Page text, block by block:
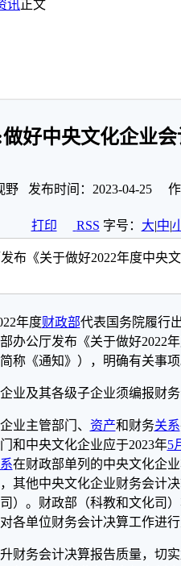
讯正文
好中央文化企业
野 发布时间：2023-04-25
打印 RSS 字号： 大|中|
布《关于做好2022年度中央
年度财政部代表国务院履行
办公厅发布《关于做好2022
称《通知》），明确有关事
业及其各级子企业须编报财
业主管部门、 资产和财务关系
和中央文化企业应于2023年5
在财政部单列的中央文化企
其他中央文化企业财务会计
）。 财政部（科教和文化司
各单位财务会计决算工作进
财务会计决算报告质量， 切